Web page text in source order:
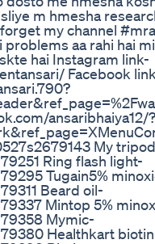
m hmesha
my channel
aa rahi hai
hai Instagram link-
Facebook
ansaribhaiya12/?
My
Ring flash light-
Tugain5%
Beard oil-
Mintop 5%
Mymic-
Healthkart